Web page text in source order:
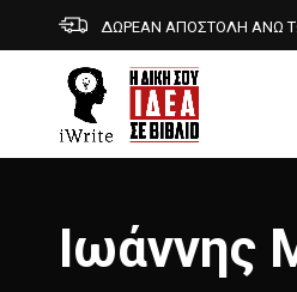
ΔΩΡΕΑΝ ΑΠΟΣΤΟΛΗ ΑΝΩ
Ιωάννης